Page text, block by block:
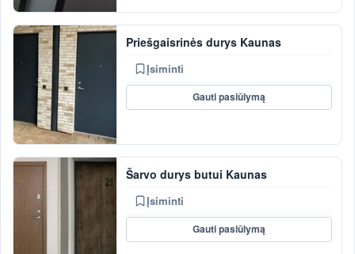
Priešgaisrinės durys Kaunas
Įsiminti
Gauti pasiūlymą
Šarvo durys butui Kaunas
Įsiminti
Gauti pasiūlymą